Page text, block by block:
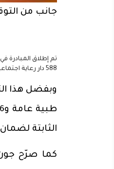
جانب من
588 دار رعاية اجتماعية، موزعة على 26 محافظة.
الثابتة
كما صرّح